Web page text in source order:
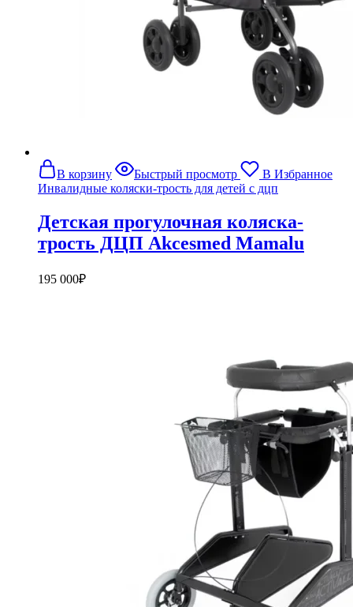
В корзину Быстрый просмотр
В Избранное
Инвалидные коляски-трость для детей с дцп
Детская прогулочная коляска-
трость ДЦП Akcesmed Mamalu
195 000₽